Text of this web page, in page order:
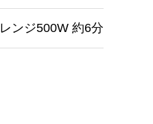
レンジ500W 約6分